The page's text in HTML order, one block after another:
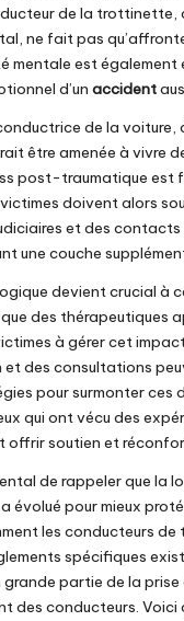
de la trottinette,
ne fait pas
mentale est également
d’un accident
de la voiture,
être amenée à vivre
post-traumatique est
doivent alors
et des contacts
une couche
devient crucial à
des thérapeutiques
à gérer cet
et des consultations
pour surmonter ces
qui ont vécu des
offrir soutien et
de rappeler que la
évolué pour mieux
les conducteurs
spécifiques
partie de la prise
des conducteurs. Voici